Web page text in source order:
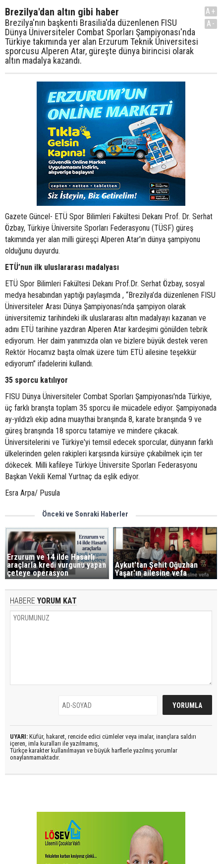
Brezilya'dan altın gibi haber
Brezilya'nın başkenti Brasilia'da düzenlenen FISU
Dünya Üniversiteler Combat Sporları Şampiyonası'nda
Türkiye takımında yer alan Erzurum Teknik Üniversitesi
sporcusu Alperen Atar, güreşte dünya birincisi olarak
altın madalya kazandı.
A+
A-
Gazete Güncel- ETÜ Spor Bilimleri Fakültesi Dekanı Prof. Dr. Serhat
Özbay, Türkiye Üniversite Sporları Federasyonu (TÜSF) güreş
takımında yer alan milli güreşçi Alperen Atar’ın dünya şampiyonu
olduğunu duyurdu.
ETÜ’nun ilk uluslararası madalyası
ETÜ Spor Bilimleri Fakültesi Dekanı Prof.Dr. Serhat Özbay, sosyal
medya hesabından yaptığı paylaşımda , “Brezilya’da düzenlenen FISU
Üniversiteler Arası Dünya Şampiyonası’nda şampiyon olarak
üniversitemiz tarihindeki ilk uluslararası altın madalyayı kazanan ve
adını ETÜ tarihine yazdıran Alperen Atar kardeşimi gönülden tebrik
ediyorum. Her daim yanımızda olan ve bizlere büyük destek veren
Rektör Hocamız başta olmak üzere tüm ETÜ ailesine teşekkür
ediyorum” ifadelerini kullandı.
35 sporcu katılıyor
FISU Dünya Üniversiteler Combat Sporları Şampiyonası'nda Türkiye,
üç farklı branşta toplam 35 sporcu ile mücadele ediyor. Şampiyonada
ay-yıldızlı ekip adına muaythai branşında 8, karate branşında 9 ve
güreş branşında 18 sporcu tatamiye ve mindere çıkacak.
Üniversitelerini ve Türkiye'yi temsil edecek sporcular, dünyanın farklı
ülkelerinden gelen rakipleri karşısında kürsüye çıkabilmek için ter
dökecek. Milli kafileye Türkiye Üniversite Sporları Federasyonu
Başkan Vekili Kemal Yurtnaç da eşlik ediyor.
Esra Arpa/ Pusula
Önceki ve Sonraki Haberler
Erzurum ve 14 ilde Hasarlı
araçlarla kredi vurgunu yapan
çeteye operasyon
Aykut'tan Şehit Oğuzhan
Yaşar'ın ailesine vefa
HABERE YORUM KAT
UYARI: Küfür, hakaret, rencide edici cümleler veya imalar, inançlara saldırı
içeren, imla kuralları ile yazılmamış,
Türkçe karakter kullanılmayan ve büyük harflerle yazılmış yorumlar
onaylanmamaktadır.